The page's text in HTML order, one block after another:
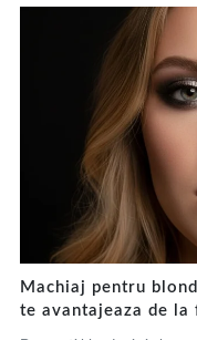
Machiaj pentru
te avantajeaza de la